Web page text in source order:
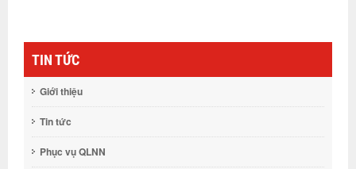
TIN TỨC
Giới thiệu
Tin tức
Phục vụ QLNN